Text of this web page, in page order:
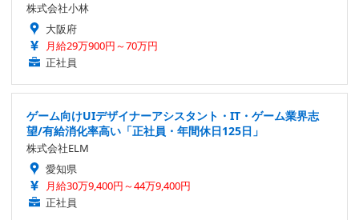
株式会社小林
大阪府
月給29万900円～70万円
正社員
ゲーム向けUIデザイナーアシスタント・IT・ゲーム業界志
望/有給消化率高い「正社員・年間休日125日」
株式会社ELM
愛知県
月給30万9,400円～44万9,400円
正社員